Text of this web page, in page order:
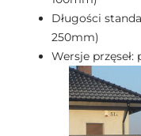
Długości
250mm)
Wersje przęseł: